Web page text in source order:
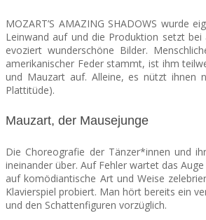
MOZART’S AMAZING SHADOWS
Leinwand auf und die Produktion setzt
evoziert wunderschöne Bilder.
amerikanischer Feder stammt, ist ihm
und Mauzart auf. Alleine, es nützt ihnen
Plattitüde).
Mauzart, der Mausejunge
Die Choreografie der Tänzer*innen und
ineinander über. Auf Fehler wartet das
auf komödiantische Art und Weise
Klavierspiel probiert. Man hört bereits ein
und den Schattenfiguren vorzüglich.